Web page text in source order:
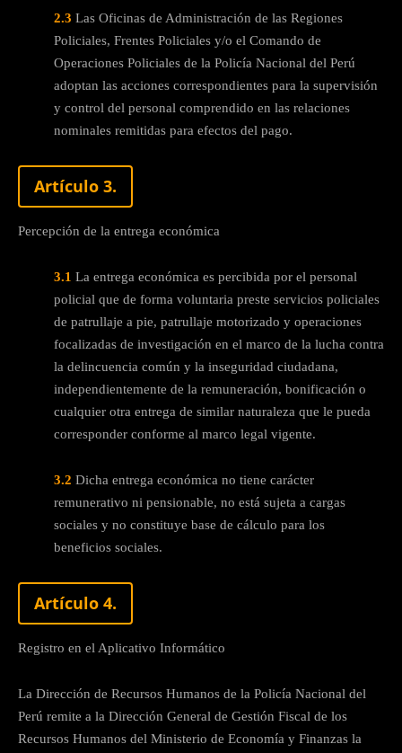
2.3 Las Oficinas de Administración de las Regiones
Policiales, Frentes Policiales y/o el Comando de
Operaciones Policiales de la Policía Nacional del Perú
adoptan las acciones correspondientes para la supervisión
y control del personal comprendido en las relaciones
nominales remitidas para efectos del pago.
Artículo 3.
Percepción de la entrega económica
3.1 La entrega económica es percibida por el personal
policial que de forma voluntaria preste servicios policiales
de patrullaje a pie, patrullaje motorizado y operaciones
focalizadas de investigación en el marco de la lucha contra
la delincuencia común y la inseguridad ciudadana,
independientemente de la remuneración, bonificación o
cualquier otra entrega de similar naturaleza que le pueda
corresponder conforme al marco legal vigente.
3.2 Dicha entrega económica no tiene carácter
remunerativo ni pensionable, no está sujeta a cargas
sociales y no constituye base de cálculo para los
beneficios sociales.
Artículo 4.
Registro en el Aplicativo Informático
La Dirección de Recursos Humanos de la Policía Nacional del
Perú remite a la Dirección General de Gestión Fiscal de los
Recursos Humanos del Ministerio de Economía y Finanzas la